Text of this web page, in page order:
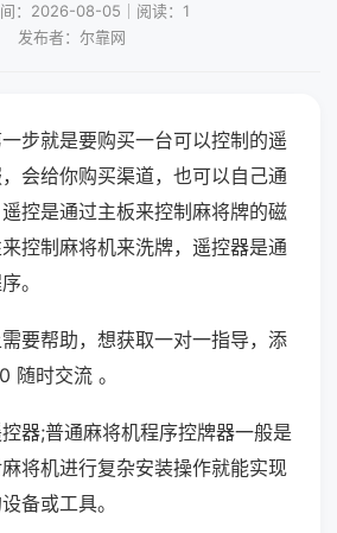
：2026-08-05｜阅读：1
发布者：尔靠网
步就是要购买一台可以控制的遥
会给你购买渠道，也可以自己通
控是通过主板来控制麻将牌的磁
控制麻将机来洗牌，遥控器是通
。
要帮助，想获取一对一指导，添
随时交流 。
器;普通麻将机程序控牌器一般是
将机进行复杂安装操作就能实现
备或工具。